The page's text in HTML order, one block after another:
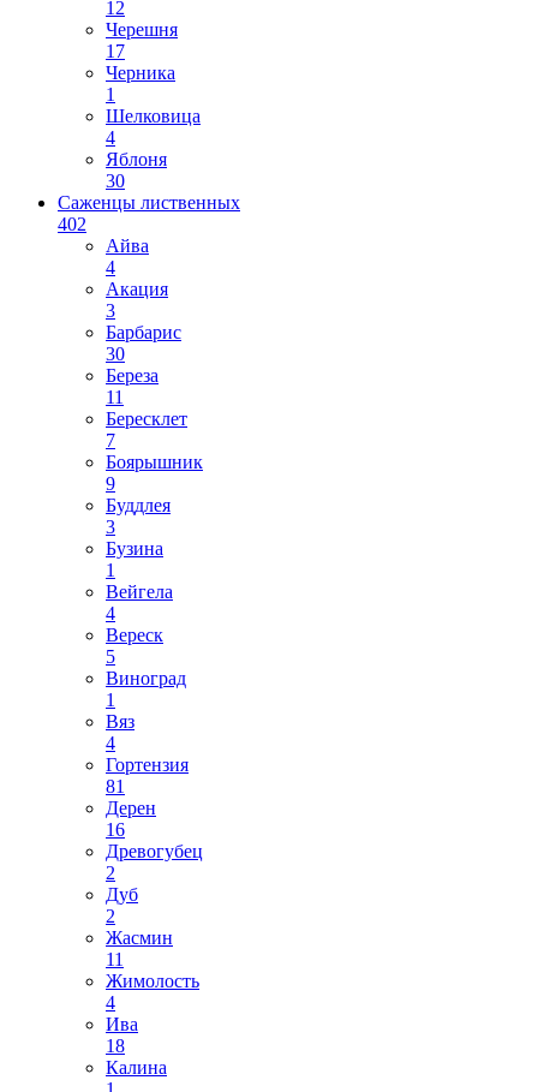
12
Черешня
17
Черника
1
Шелковица
4
Яблоня
30
Саженцы лиственных
402
Айва
4
Акация
3
Барбарис
30
Береза
11
Бересклет
7
Боярышник
9
Буддлея
3
Бузина
1
Вейгела
4
Вереск
5
Виноград
1
Вяз
4
Гортензия
81
Дерен
16
Древогубец
2
Дуб
2
Жасмин
11
Жимолость
4
Ива
18
Калина